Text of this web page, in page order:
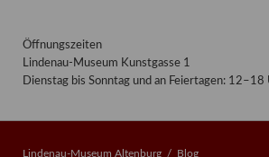
Öffnungszeiten
Lindenau-Museum Kunstgasse 1
Dienstag bis Sonntag und an Feiertagen: 12–18
Lindenau-Museum Altenburg Blog